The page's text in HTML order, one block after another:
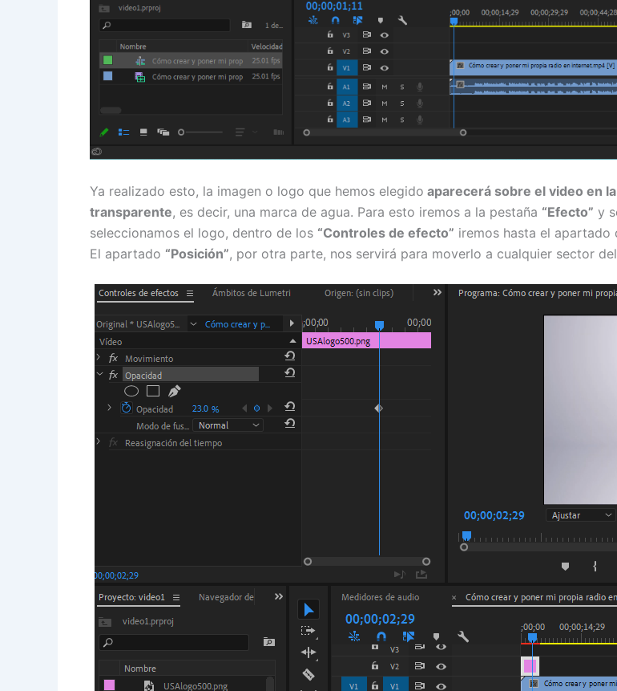
Ya realizado esto, la imagen o logo que hemos elegido aparecerá sobre el video en
transparente, es decir, una marca de agua. Para esto iremos a la pestaña “Efecto” y
seleccionamos el logo, dentro de los “Controles de efecto” iremos hasta el apartado
El apartado “Posición”, por otra parte, nos servirá para moverlo a cualquier sector